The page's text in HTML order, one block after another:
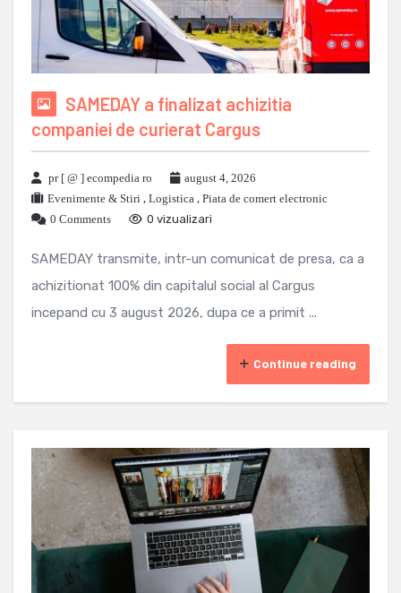
SAMEDAY a finalizat achizitia
companiei de curierat Cargus
pr [ @ ] ecompedia ro
august 4, 2026
Evenimente & Stiri , Logistica , Piata de comert electronic
0 Comments
0 vizualizari
SAMEDAY transmite, intr-un comunicat de presa, ca a
achizitionat 100% din capitalul social al Cargus
incepand cu 3 august 2026, dupa ce a primit ...
Continue reading